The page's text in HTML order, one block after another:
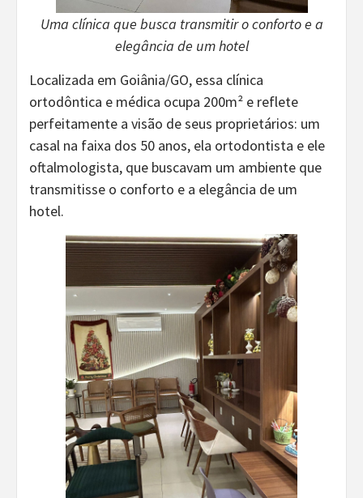
Uma clínica que busca transmitir o conforto e a
elegância de um hotel
Localizada em Goiânia/GO, essa clínica
ortodôntica e médica ocupa 200m² e reflete
perfeitamente a visão de seus proprietários: um
casal na faixa dos 50 anos, ela ortodontista e ele
oftalmologista, que buscavam um ambiente que
transmitisse o conforto e a elegância de um
hotel.